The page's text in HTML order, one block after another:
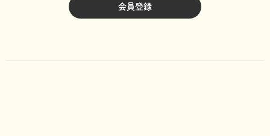
会員登録